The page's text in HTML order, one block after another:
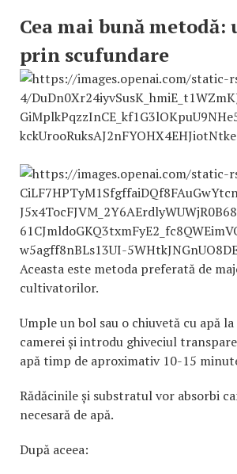
Cea mai bună metodă:
prin scufundare
Aceasta este metoda preferată de
cultivatorilor.
Umple un bol sau o chiuvetă cu apă
camerei și introdu ghiveciul
apă timp de aproximativ 10-15
Rădăcinile și substratul vor absorbi
necesară de apă.
După aceea: